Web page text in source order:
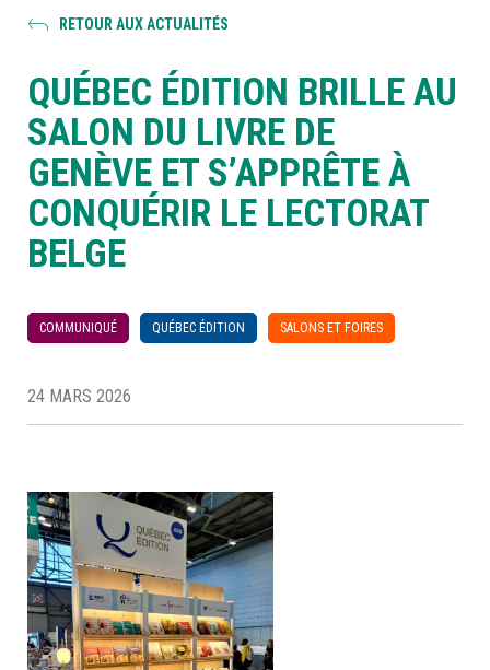
À LA POINTE DE LA PROFESSION
À PROPOS DEVENIR MEMBRE NOUS JOINDRE
RETOUR AUX ACTUALITÉS
QUÉBEC ÉDITION BRILLE AU
SALON DU LIVRE DE
GENÈVE ET S’APPRÊTE À
CONQUÉRIR LE LECTORAT
BELGE
COMMUNIQUÉ QUÉBEC ÉDITION SALONS ET FOIRES
24 MARS 2026